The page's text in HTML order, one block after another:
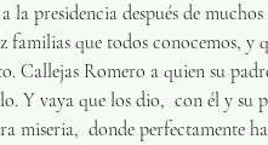
la presidencia después de
familias que todos conocemos,
Callejas Romero a quien su
Y vaya que los dio,  con él y
miseria,  donde perfectamente